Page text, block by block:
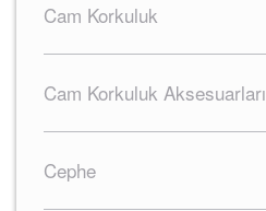
Cam Korkuluk
Cam Korkuluk Aksesuarları
Cephe